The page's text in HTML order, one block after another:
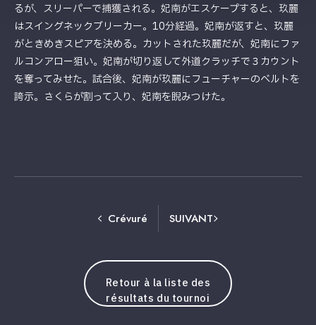
るが、スリーパーで捕獲される。妃南がエスケープすると、玖麗
はスイングネックブリーカー。10分経過。妃南が返すと、玖麗
がときめきスピアを決める。カットされた玖麗だが、妃南にファ
ルコンアロー狙い。妃南が切り返して外道クラッチで３カウント
を奪ってみせた。試合後、妃南が玖麗にフューチャーのベルトを
誇示。さくらが割って入り、妃南を睨みつけた。
Crévuré SUIVANT
Retour à la liste des
résultats du tournoi